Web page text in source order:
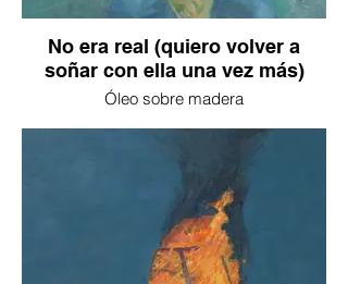
No era real (quiero volver a
soñar con ella una vez más)
Óleo sobre madera